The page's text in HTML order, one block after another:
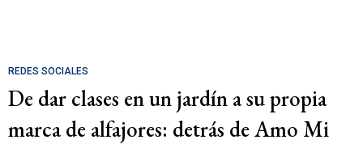
REDES SOCIALES
De dar clases en un jardín a su propia
marca de alfajores: detrás de Amo Mi